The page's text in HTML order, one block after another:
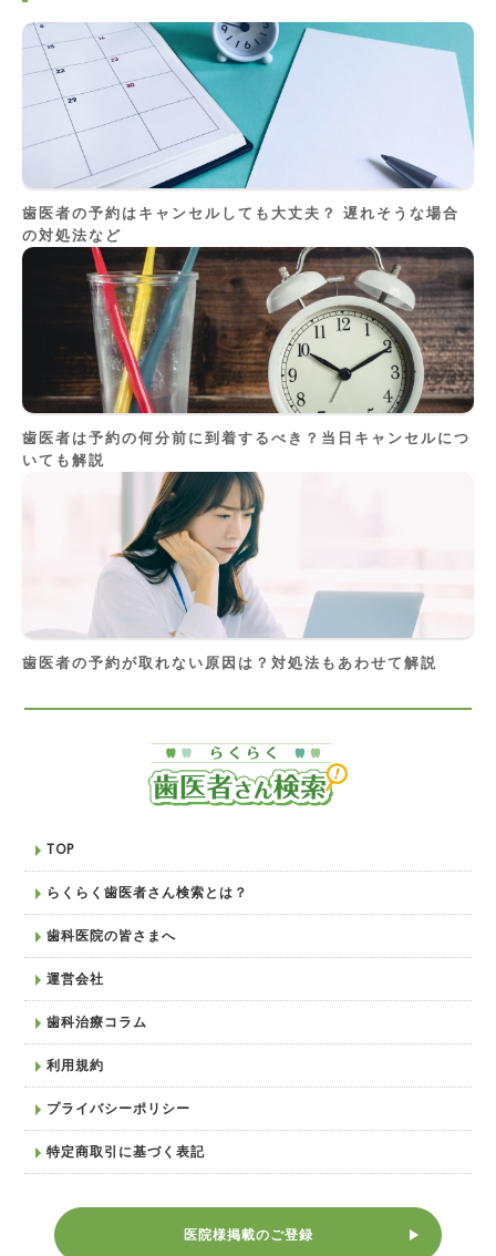
歯医者の予約はキャンセルしても大丈夫？ 遅れそうな場合
の対処法など
歯医者は予約の何分前に到着するべき？当日キャンセルにつ
いても解説
歯医者の予約が取れない原因は？対処法もあわせて解説
TOP
らくらく歯医者さん検索とは？
歯科医院の皆さまへ
運営会社
歯科治療コラム
利用規約
プライバシーポリシー
特定商取引に基づく表記
医院様掲載のご登録